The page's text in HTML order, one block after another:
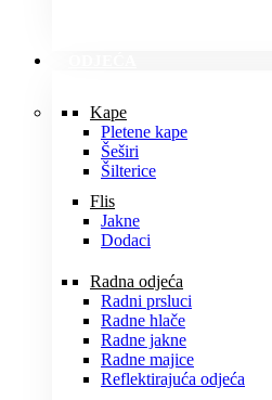
Kape
Pletene kape
Šeširi
Šilterice
Flis
Jakne
Dodaci
Radna odjeća
Radni prsluci
Radne hlače
Radne jakne
Radne majice
Reflektirajuća odjeća